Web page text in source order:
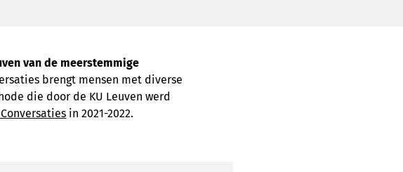
van de meerstemmige
brengt mensen met diverse
die door de KU Leuven werd
in 2021-2022.